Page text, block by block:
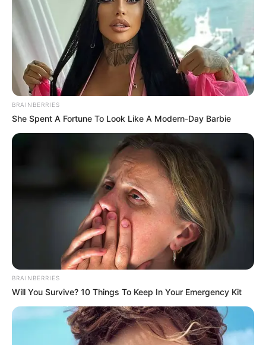
Legado y Dolor
Rubby deja **5 hijos** y una carrera de **4
décadas**, pero también preguntas: ¿por qué
un lugar tan emblemático no cumplía con
normas de seguridad? Las autoridades
prometieron investigar, pero para sus
letras: *”Si me muero, que me entierren con mi
música…”* .
BRAINBERRIES
She Spent A Fortune To Look Like A Modern-Day Barbie
BRAINBERRIES
Will You Survive? 10 Things To Keep In Your Emergency Kit